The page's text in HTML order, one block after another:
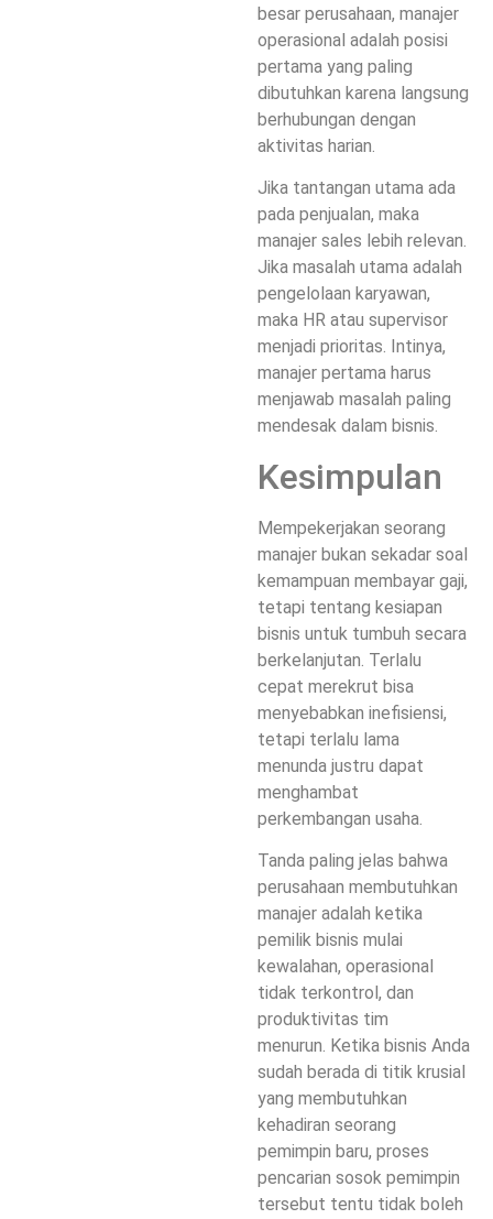
besar perusahaan, manajer
operasional adalah posisi
pertama yang paling
dibutuhkan karena langsung
berhubungan dengan
aktivitas harian.
Jika tantangan utama ada
pada penjualan, maka
manajer sales lebih relevan.
Jika masalah utama adalah
pengelolaan karyawan,
maka HR atau supervisor
menjadi prioritas. Intinya,
manajer pertama harus
menjawab masalah paling
mendesak dalam bisnis.
Kesimpulan
Mempekerjakan seorang
manajer bukan sekadar soal
kemampuan membayar gaji,
tetapi tentang kesiapan
bisnis untuk tumbuh secara
berkelanjutan. Terlalu
cepat merekrut bisa
menyebabkan inefisiensi,
tetapi terlalu lama
menunda justru dapat
menghambat
perkembangan usaha.
Tanda paling jelas bahwa
perusahaan membutuhkan
manajer adalah ketika
pemilik bisnis mulai
kewalahan, operasional
tidak terkontrol, dan
produktivitas tim
menurun. Ketika bisnis Anda
sudah berada di titik krusial
yang membutuhkan
kehadiran seorang
pemimpin baru, proses
pencarian sosok pemimpin
tersebut tentu tidak boleh